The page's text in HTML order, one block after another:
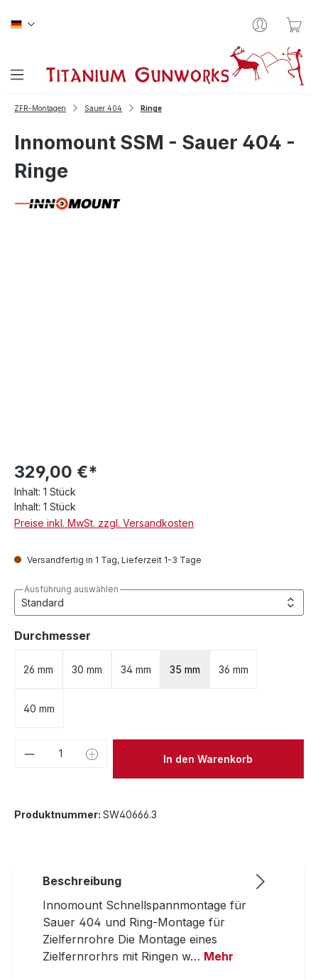
ZFR-Montagen Sauer 404 Ringe
Innomount SSM - Sauer 404 -
Ringe
329,00 €*
Inhalt: 1 Stück
Inhalt: 1 Stück
Preise inkl. MwSt. zzgl. Versandkosten
Versandfertig in 1 Tag, Lieferzeit 1-3 Tage
Ausführung auswählen
Durchmesser
26 mm 30 mm 34 mm 35 mm 36 mm
40 mm
Produkt Anzahl: Gib denIn den Warenkorb
Produktnummer: SW40666.3
Beschreibung
Innomount Schnellspannmontage für
Sauer 404 und Ring-Montage für
Zielfernrohre Die Montage eines
Zielfernrorhrs mit Ringen w… Mehr